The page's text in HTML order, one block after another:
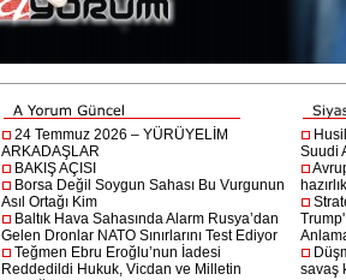
24 Temmuz 2026 – YÜRÜYELİM
ARKADAŞLAR
BAKIŞ AÇISI
Borsa Değil Soygun Sahası Bu Vurgunun
Asıl Ortağı Kim
Baltık Hava Sahasında Alarm Rusya’dan
Gelen Dronlar NATO Sınırlarını Test Ediyor
Teğmen Ebru Eroğlu’nun İadesi
Reddedildi Hukuk, Vicdan ve Milletin
Suudi
savaş